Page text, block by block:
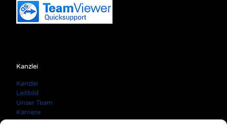
Kanzlei
Kanzlei
Leitbild
Unser Team
Karriere